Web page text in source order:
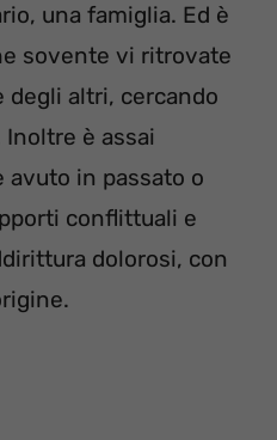
una famiglia. Ed è
sovente vi ritrovate
degli altri, cercando
è assai
avuto in passato o
conflittuali e
dolorosi, con